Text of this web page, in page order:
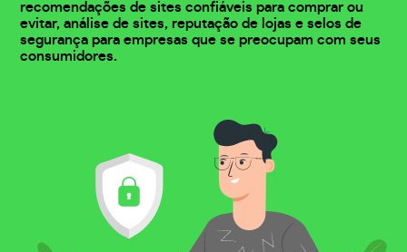
recomendações de sites confiáveis para comprar ou
evitar, análise de sites, reputação de lojas e selos de
segurança para empresas que se preocupam com seus
consumidores.